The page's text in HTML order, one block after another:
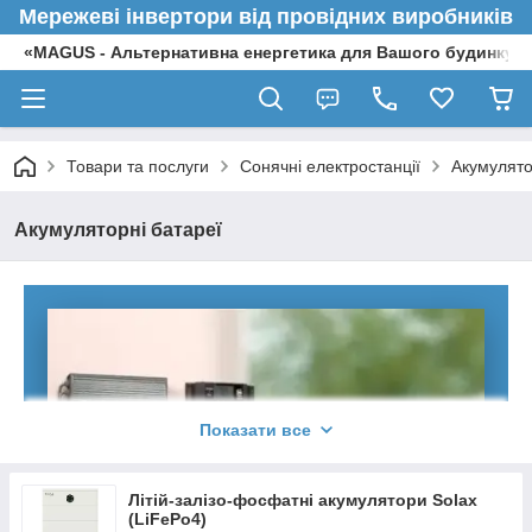
Мережеві інвертори від провідних виробників
«MAGUS - Альтернативна енергетика для Вашого будинку»
Товари та послуги Сонячні електростанції
Акумуляторні батареї
Показати все
Літій-залізо-фосфатні акумулятори Solax
(LiFePo4)